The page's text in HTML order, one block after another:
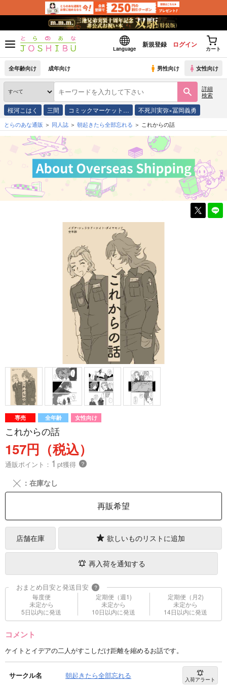
Language
新規登録 ログイン
カート
全年齢向け 成年向け 男性向け 女性向け
詳細
検索
桜河こはく 三間 コミックマーケット… 不死川実弥×冨岡義勇
とらのあな通販 同人誌 朝起きたら全部忘れる これからの話
専売 全年齢 女性向け
これからの話
157円（税込）
通販ポイント： 1 pt獲得 ？
╳ ：在庫なし
再販希望
店舗在庫 欲しいものリストに追加
再入荷を通知する
おまとめ目安と発送目安 ?
毎度便
未定から
5日以内に発送
定期便（週1)
未定から
10日以内に発送
定期便（月2)
未定から
14日以内に発送
コメント
ケイトとイデアの二人がすこしだけ距離を縮めるお話です。
サークル名 朝起きたら全部忘れる 入荷アラート